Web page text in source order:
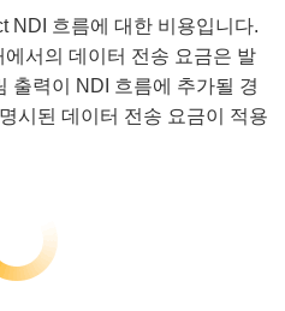
NDI 흐름에 대한 비용입니다.
서의 데이터 전송 요금은 발
출력이 NDI 흐름에 추가될 경
시된 데이터 전송 요금이 적용